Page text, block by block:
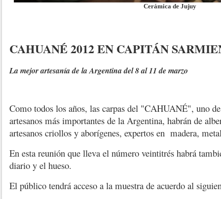
Cerámica de Jujuy
CAHUANÉ 2012 EN CAPITÁN
La mejor artesanía de la Argentina del 8 al 11 de marzo
Como todos los años, las carpas del "CAHUANÉ", uno
artesanos más importantes de la Argentina, habrán de
artesanos criollos y aborígenes, expertos en madera,
En esta reunión que lleva el número veintitrés habrá
diario y el hueso.
El público tendrá acceso a la muestra de acuerdo al